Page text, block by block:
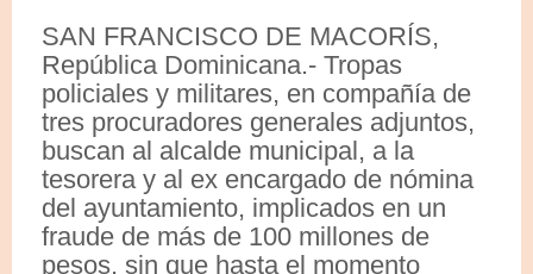
SAN FRANCISCO DE MACORÍS,
República Dominicana.- Tropas
policiales y militares, en compañía de
tres procuradores generales adjuntos,
buscan al alcalde municipal, a la
tesorera y al ex encargado de nómina
del ayuntamiento, implicados en un
fraude de más de 100 millones de
pesos, sin que hasta el momento